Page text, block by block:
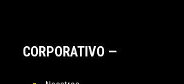
CORPORATIVO —